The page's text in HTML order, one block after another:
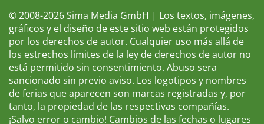
© 2008-2026 Sima Media GmbH | Los textos, imágenes,
gráficos y el diseño de este sitio web están protegidos
por los derechos de autor. Cualquier uso más allá de
los estrechos límites de la ley de derechos de autor no
está permitido sin consentimiento. Abuso sera
sancionado sin previo aviso. Los logotipos y nombres
de ferias que aparecen son marcas registradas y, por
tanto, la propiedad de las respectivas compañías.
¡Salvo error o cambio! Cambios de las fechas o lugares